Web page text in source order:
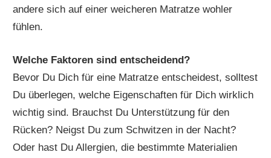
andere sich auf einer weicheren Matratze wohler
fühlen.
Welche Faktoren sind entscheidend?
Bevor Du Dich für eine Matratze entscheidest, solltest
Du überlegen, welche Eigenschaften für Dich wirklich
wichtig sind. Brauchst Du Unterstützung für den
Rücken? Neigst Du zum Schwitzen in der Nacht?
Oder hast Du Allergien, die bestimmte Materialien